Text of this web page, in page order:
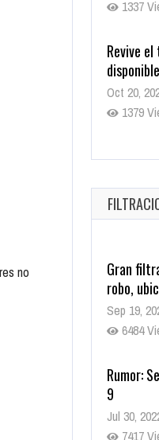
no
1337
Revive
Oct 20,
1379
Warner
Oct 17,
1435
Gran
robo,
Sep 19,
6484
Rumor:
9
Jul 30,
7417